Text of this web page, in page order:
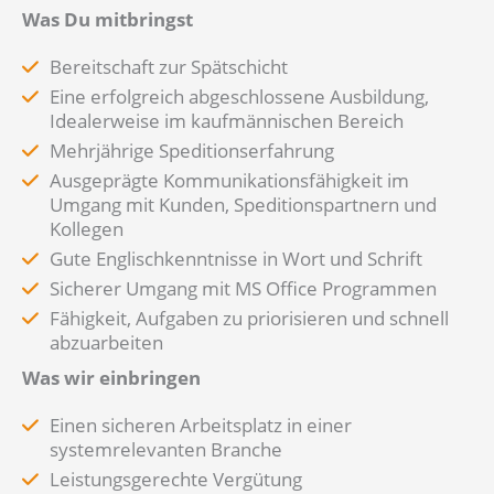
Was Du mitbringst
Bereitschaft zur Spätschicht
Eine erfolgreich abgeschlossene Ausbildung,
Idealerweise im kaufmännischen Bereich
Mehrjährige Speditionserfahrung
Ausgeprägte Kommunikationsfähigkeit im
Umgang mit Kunden, Speditionspartnern und
Kollegen
Gute Englischkenntnisse in Wort und Schrift
Sicherer Umgang mit MS Office Programmen
Fähigkeit, Aufgaben zu priorisieren und schnell
abzuarbeiten
Was wir einbringen
Einen sicheren Arbeitsplatz in einer
systemrelevanten Branche
Leistungsgerechte Vergütung